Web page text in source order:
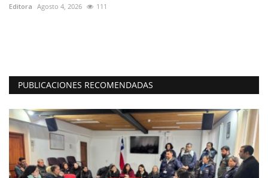
Editora Julio 25, 2026 217
PUBLICACIONES RECOMENDADAS